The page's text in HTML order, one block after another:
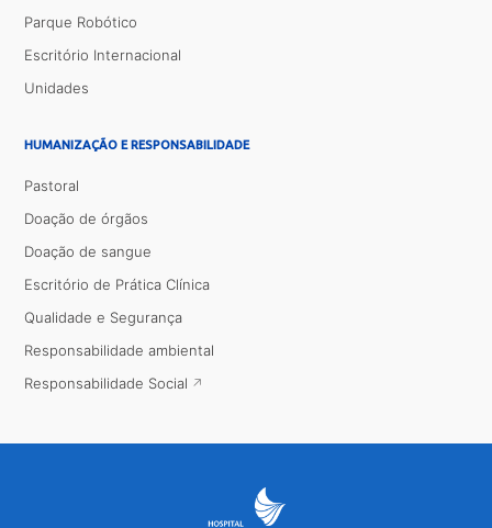
Parque Robótico
Escritório Internacional
Unidades
HUMANIZAÇÃO E RESPONSABILIDADE
Pastoral
Doação de órgãos
Doação de sangue
Escritório de Prática Clínica
Qualidade e Segurança
Responsabilidade ambiental
Responsabilidade Social